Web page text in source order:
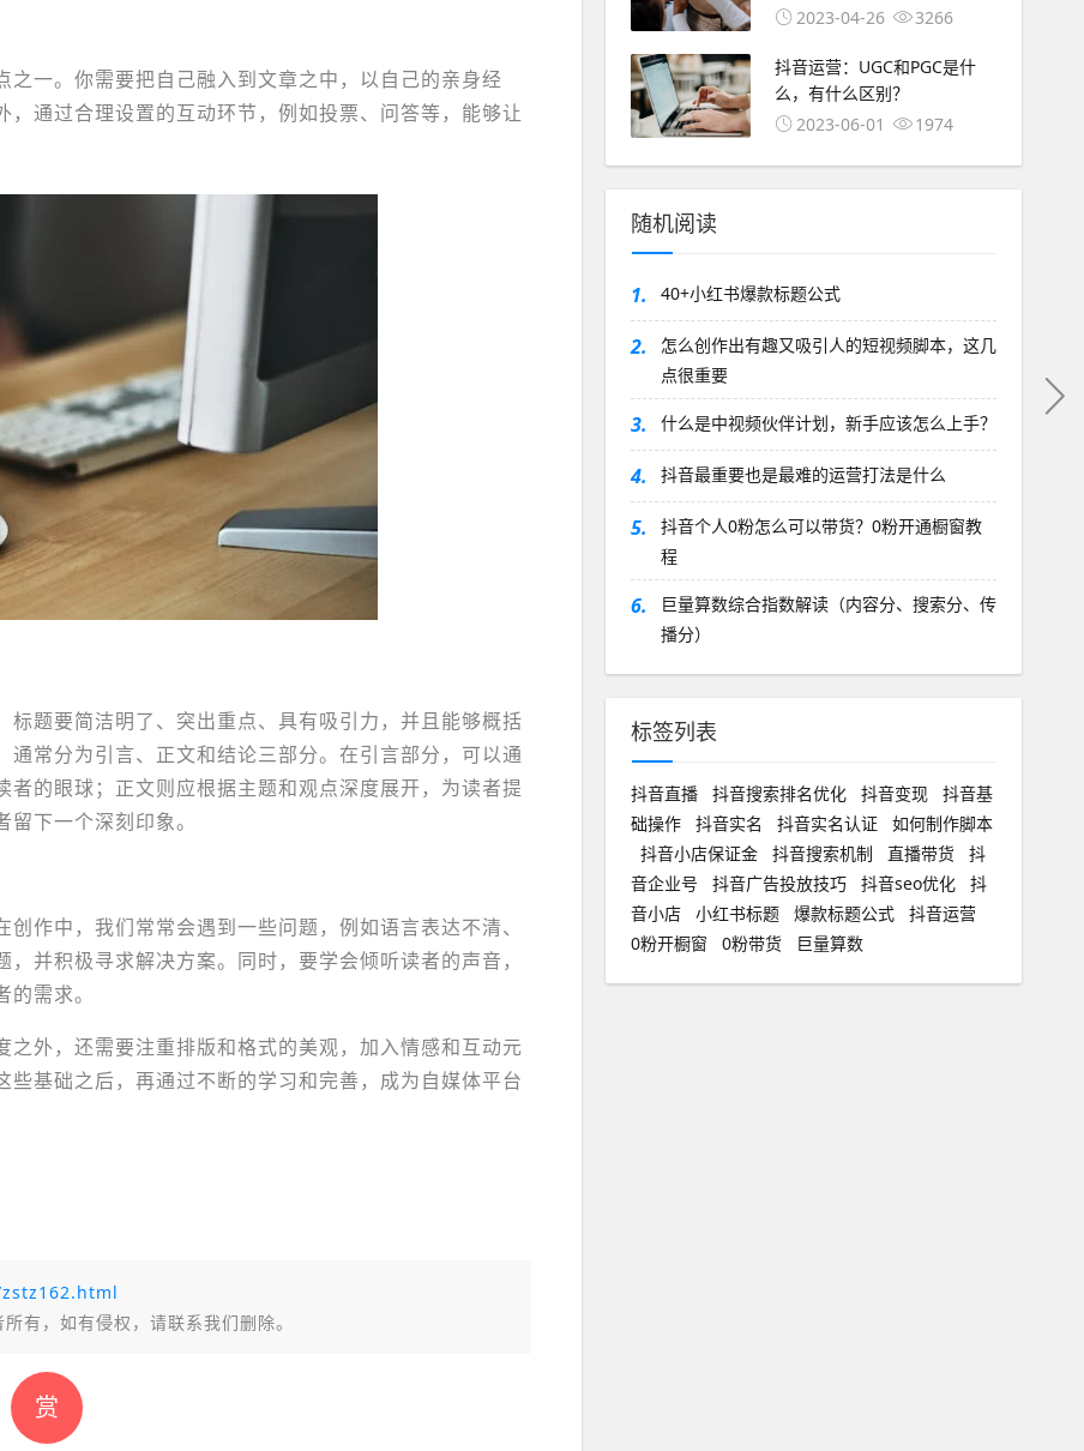
一。你需要把自己融入到文章之中，以自己的亲身经
通过合理设置的互动环节，例如投票、问答等，能够让
题要简洁明了、突出重点、具有吸引力，并且能够概括
常分为引言、正文和结论三部分。在引言部分，可以通
的眼球；正文则应根据主题和观点深度展开，为读者提
下一个深刻印象。
作中，我们常常会遇到一些问题，例如语言表达不清、
并积极寻求解决方案。同时，要学会倾听读者的声音，
需求。
外，还需要注重排版和格式的美观，加入情感和互动元
基础之后，再通过不断的学习和完善，成为自媒体平台
赏
有，如有侵权，请联系我们删除。
2023-04-26
3266
抖音运营：UGC和PGC是什
么，有什么区别？
2023-06-01
1974
随机阅读
1. 40+小红书爆款标题公式
2.
怎么创作出有趣又吸引人的短视频脚本，这几
点很重要
3. 什么是中视频伙伴计划，新手应该怎么上手？
4. 抖音最重要也是最难的运营打法是什么
5.
抖音个人0粉怎么可以带货？0粉开通橱窗教
程
6.
巨量算数综合指数解读（内容分、搜索分、传
播分）
标签列表
抖音直播 抖音搜索排名优化 抖音变现
抖音基
础操作
抖音实名 抖音实名认证
如何制作脚本
抖音小店保证金
抖音搜索机制 直播带货
抖
音企业号
抖音广告投放技巧 抖音seo优化
抖
音小店
小红书标题 爆款标题公式
抖音运营
0粉开橱窗
0粉带货 巨量算数